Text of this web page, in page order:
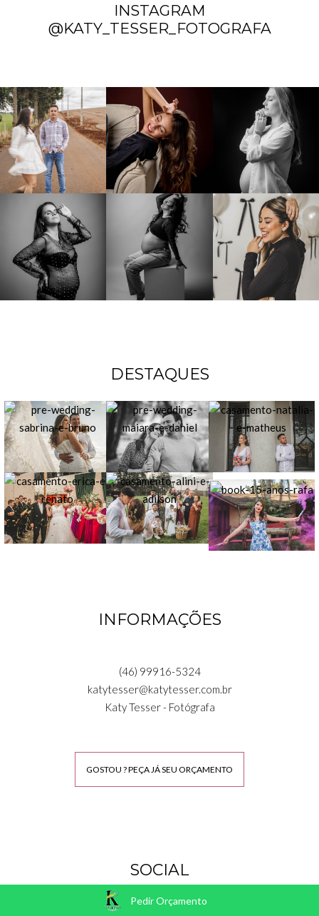
INSTAGRAM
@KATY_TESSER_FOTOGRAFA
DESTAQUES
INFORMAÇÕES
(46) 99916-5324
katytesser@katytesser.com.br
Katy Tesser - Fotógrafa
GOSTOU ? PEÇA JÁ SEU ORÇAMENTO
SOCIAL
Pedir Orçamento